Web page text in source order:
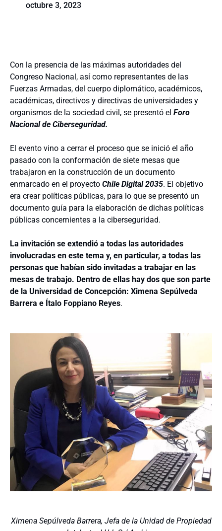
octubre 3, 2023
Con la presencia de las máximas autoridades del
Congreso Nacional, así como representantes de las
Fuerzas Armadas, del cuerpo diplomático, académicos,
académicas, directivos y directivas de universidades y
organismos de la sociedad civil, se presentó el Foro
Nacional de Ciberseguridad.
El evento vino a cerrar el proceso que se inició el año
pasado con la conformación de siete mesas que
trabajaron en la construcción de un documento
enmarcado en el proyecto Chile Digital 2035. El objetivo
era crear políticas públicas, para lo que se presentó un
documento guía para la elaboración de dichas políticas
públicas concernientes a la ciberseguridad.
La invitación se extendió a todas las autoridades
involucradas en este tema y, en particular, a todas las
personas que habían sido invitadas a trabajar en las
mesas de trabajo. Dentro de ellas hay dos que son parte
de la Universidad de Concepción: Ximena Sepúlveda
Barrera e Ítalo Foppiano Reyes.
Ximena Sepúlveda Barrera, Jefa de la Unidad de Propiedad